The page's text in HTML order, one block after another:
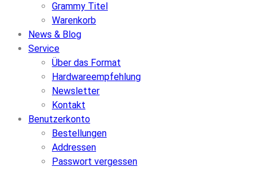
Grammy Titel
Warenkorb
News & Blog
Service
Über das Format
Hardwareempfehlung
Newsletter
Kontakt
Benutzerkonto
Bestellungen
Addressen
Passwort vergessen